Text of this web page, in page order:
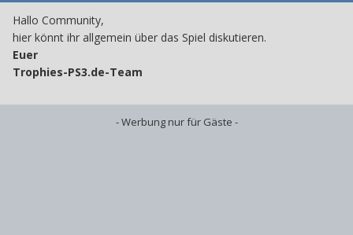
Hallo Community,
hier könnt ihr allgemein über das Spiel diskutieren.
Euer
Trophies-PS3.de-Team
- Werbung nur für Gäste -